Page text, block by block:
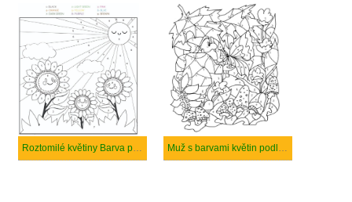
Roztomilé květiny Barva podle čísla Muž s barvami květin podle čísla